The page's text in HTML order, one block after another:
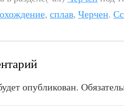
, сплав, Черчен.
опубликован.